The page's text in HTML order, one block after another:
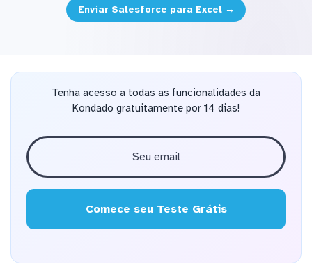
Enviar Salesforce para Excel →
Tenha acesso a todas as funcionalidades da
Kondado gratuitamente por 14 dias!
Comece seu Teste Grátis